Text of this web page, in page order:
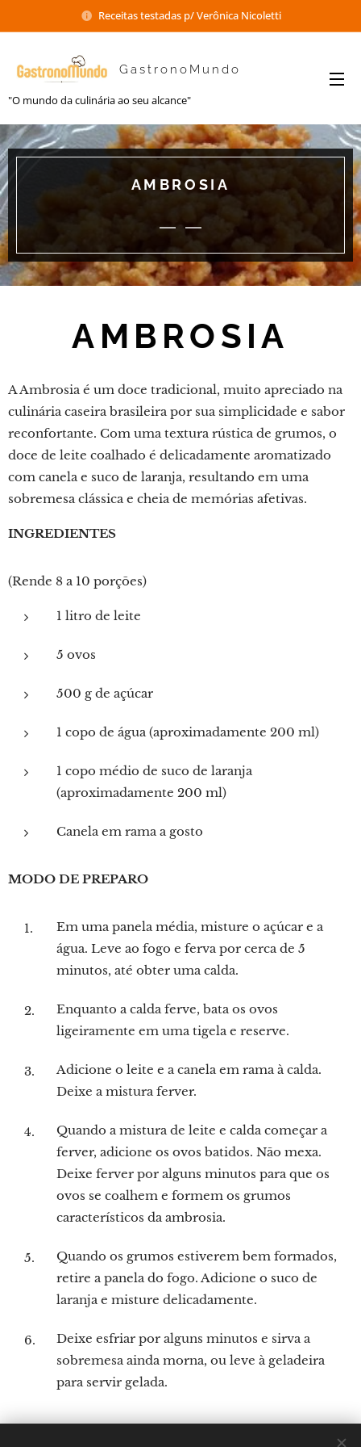
Receitas testadas p/ Verônica Nicoletti
GastronoMundo
"O mundo da culinária ao seu alcance"
AMBROSIA
AMBROSIA
A Ambrosia é um doce tradicional, muito apreciado na
culinária caseira brasileira por sua simplicidade e sabor
reconfortante. Com uma textura rústica de grumos, o
doce de leite coalhado é delicadamente aromatizado
com canela e suco de laranja, resultando em uma
sobremesa clássica e cheia de memórias afetivas.
INGREDIENTES
(Rende 8 a 10 porções)
1 litro de leite
5 ovos
500 g de açúcar
1 copo de água (aproximadamente 200 ml)
1 copo médio de suco de laranja
(aproximadamente 200 ml)
Canela em rama a gosto
MODO DE PREPARO
Em uma panela média, misture o açúcar e a
água. Leve ao fogo e ferva por cerca de 5
minutos, até obter uma calda.
Enquanto a calda ferve, bata os ovos
ligeiramente em uma tigela e reserve.
Adicione o leite e a canela em rama à calda.
Deixe a mistura ferver.
Quando a mistura de leite e calda começar a
ferver, adicione os ovos batidos. Não mexa.
Deixe ferver por alguns minutos para que os
ovos se coalhem e formem os grumos
característicos da ambrosia.
Quando os grumos estiverem bem formados,
retire a panela do fogo. Adicione o suco de
laranja e misture delicadamente.
Deixe esfriar por alguns minutos e sirva a
sobremesa ainda morna, ou leve à geladeira
para servir gelada.